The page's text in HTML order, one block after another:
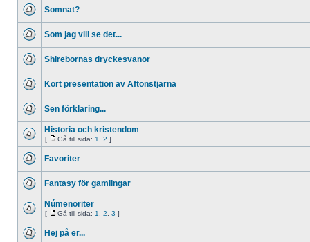
Somnat?
Som jag vill se det...
Shirebornas dryckesvanor
Kort presentation av Aftonstjärna
Sen förklaring...
Historia och kristendom
[ Gå till sida: 1 2 ]
Favoriter
Fantasy för gamlingar
Númenoriter
[ Gå till sida: 1 2 3 ]
Hej på er...